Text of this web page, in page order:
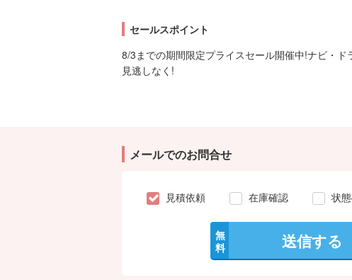
セールスポイント
8/3までの期間限定プライスセール開催中!ナビ・
見逃しなく!
メールでのお問合せ
見積依頼 在庫確認 状
無
料
送信する